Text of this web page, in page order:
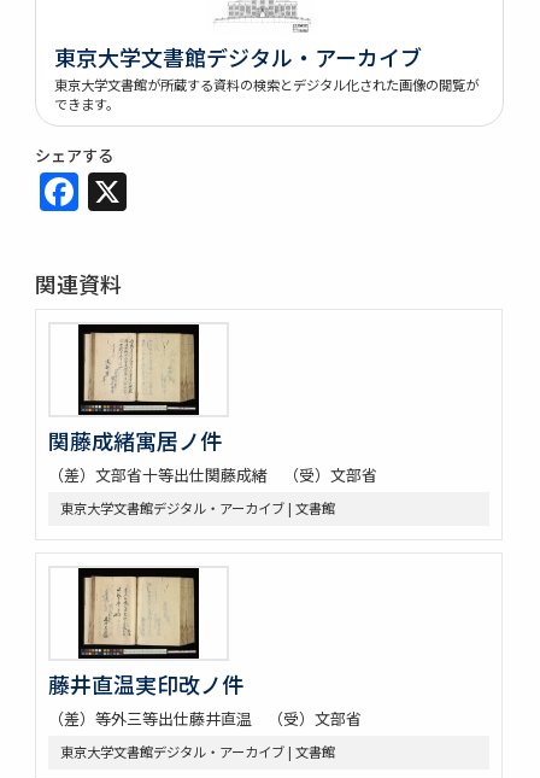
東京大学文書館デジタル・アーカイブ
東京大学文書館が所蔵する資料の検索とデジタル化された画像の閲覧が
できます。
シェアする
Facebook
関連資料
関藤成緒寓居ノ件
（差）文部省十等出仕関藤成緒 （受）文部省
東京大学文書館デジタル・アーカイブ | 文書館
藤井直温実印改ノ件
（差）等外三等出仕藤井直温 （受）文部省
東京大学文書館デジタル・アーカイブ | 文書館